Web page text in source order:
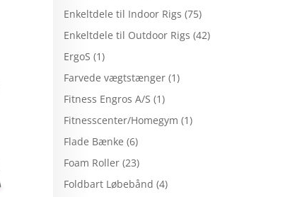
Enkeltdele til Indoor Rigs (75)
Enkeltdele til Outdoor Rigs (42)
ErgoS (1)
Farvede vægtstænger (1)
Fitness Engros A/S (1)
Fitnesscenter/Homegym (1)
Flade Bænke (6)
Foam Roller (23)
Foldbart Løbebånd (4)